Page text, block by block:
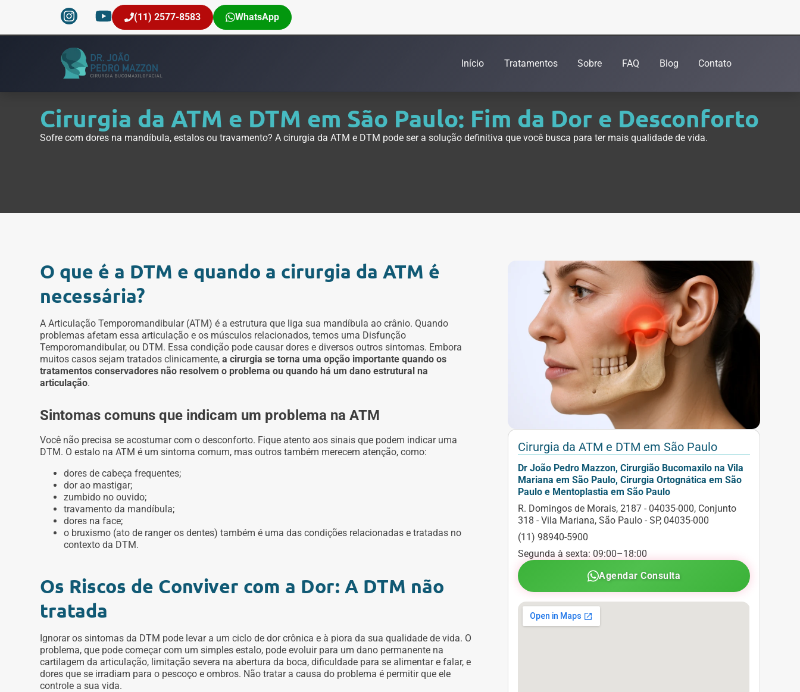
(11) 2577-8583 WhatsApp
Início Tratamentos Sobre FAQ Blog Contato
Cirurgia da ATM e DTM em São Paulo: Fim da Dor e Desconforto
Sofre com dores na mandíbula, estalos ou travamento? A cirurgia da ATM e DTM pode ser a solução definitiva que você busca para ter mais qualidade de vida.
O que é a DTM e quando a cirurgia da ATM é
necessária?
A Articulação Temporomandibular (ATM) é a estrutura que liga sua mandíbula ao crânio. Quando
problemas afetam essa articulação e os músculos relacionados, temos uma Disfunção
Temporomandibular, ou DTM. Essa condição pode causar dores e diversos outros sintomas. Embora
muitos casos sejam tratados clinicamente,a cirurgia se torna uma opção importante quando os
tratamentos conservadores não resolvem o problema ou quando há um dano estrutural na
articulação.
Sintomas comuns que indicam um problema na ATM
Você não precisa se acostumar com o desconforto. Fique atento aos sinais que podem indicar uma
DTM. O estalo na ATM é um sintoma comum, mas outros também merecem atenção, como:
dores de cabeça frequentes;
dor ao mastigar;
zumbido no ouvido;
travamento da mandíbula;
dores na face;
o bruxismo (ato de ranger os dentes) também é uma das condições relacionadas e tratadas no
contexto da DTM.
Os Riscos de Conviver com a Dor: A DTM não
tratada
Ignorar os sintomas da DTM pode levar a um ciclo de dor crônica e à piora da sua qualidade de vida. O
problema, que pode começar com um simples estalo, pode evoluir para um dano permanente na
cartilagem da articulação, limitação severa na abertura da boca, dificuldade para se alimentar e falar, e
dores que se irradiam para o pescoço e ombros. Não tratar a causa do problema é permitir que ele
controle a sua vida.
Cirurgia da ATM e DTM em São Paulo
Dr João Pedro Mazzon, Cirurgião Bucomaxilo na Vila
Mariana em São Paulo, Cirurgia Ortognática em São
Paulo e Mentoplastia em São Paulo
R. Domingos de Morais, 2187 - 04035-000, Conjunto
318 - Vila Mariana, São Paulo - SP, 04035-000
(11) 98940-5900
Segunda à sexta: 09:00–18:00
Agendar Consulta